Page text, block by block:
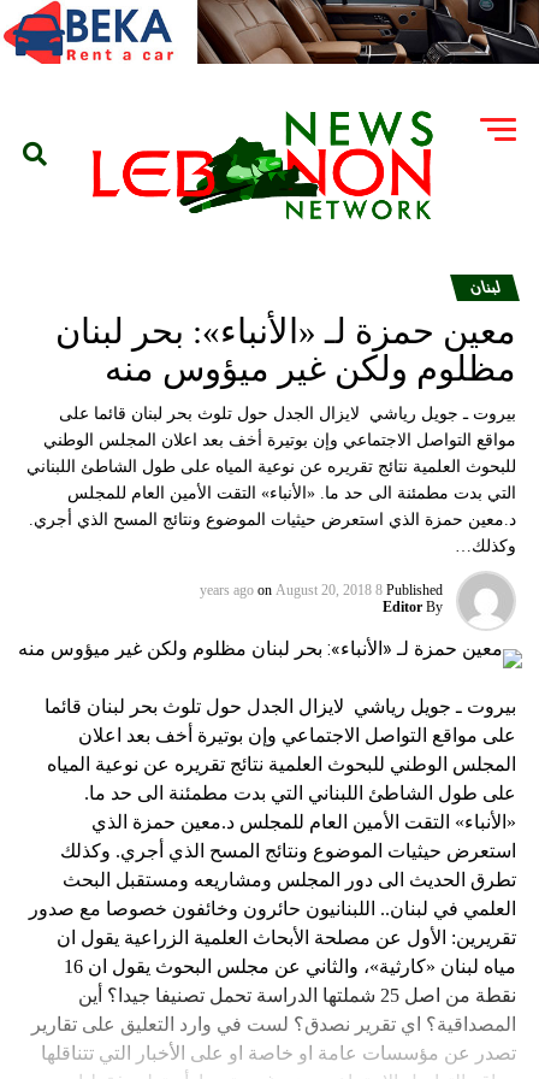
لبنان
معين حمزة لـ «الأنباء»: بحر لبنان
مظلوم ولكن غير ميؤوس منه
بيروت ـ جويل رياشي لايزال الجدل حول تلوث بحر لبنان قائما على
مواقع التواصل الاجتماعي وإن بوتيرة أخف بعد اعلان المجلس الوطني
للبحوث العلمية نتائج تقريره عن نوعية المياه على طول الشاطئ اللبناني
التي بدت مطمئنة الى حد ما. «الأنباء» التقت الأمين العام للمجلس
د.معين حمزة الذي استعرض حيثيات الموضوع ونتائج المسح الذي أجري.
وكذلك…
Published
8 years ago
on August 20, 2018
By
Editor
بيروت ـ جويل رياشي لايزال الجدل حول تلوث بحر لبنان قائما
على مواقع التواصل الاجتماعي وإن بوتيرة أخف بعد اعلان
المجلس الوطني للبحوث العلمية نتائج تقريره عن نوعية المياه
على طول الشاطئ اللبناني التي بدت مطمئنة الى حد ما.
«الأنباء» التقت الأمين العام للمجلس د.معين حمزة الذي
استعرض حيثيات الموضوع ونتائج المسح الذي أجري. وكذلك
تطرق الحديث الى دور المجلس ومشاريعه ومستقبل البحث
العلمي في لبنان.. اللبنانيون حائرون وخائفون خصوصا مع صدور
تقريرين: الأول عن مصلحة الأبحاث العلمية الزراعية يقول ان
مياه لبنان «كارثية»، والثاني عن مجلس البحوث يقول ان 16
نقطة من اصل 25 شملتها الدراسة تحمل تصنيفا جيدا؟ أين
المصداقية؟ اي تقرير نصدق؟ لست في وارد التعليق على تقارير
تصدر عن مؤسسات عامة او خاصة او على الأخبار التي تتناقلها